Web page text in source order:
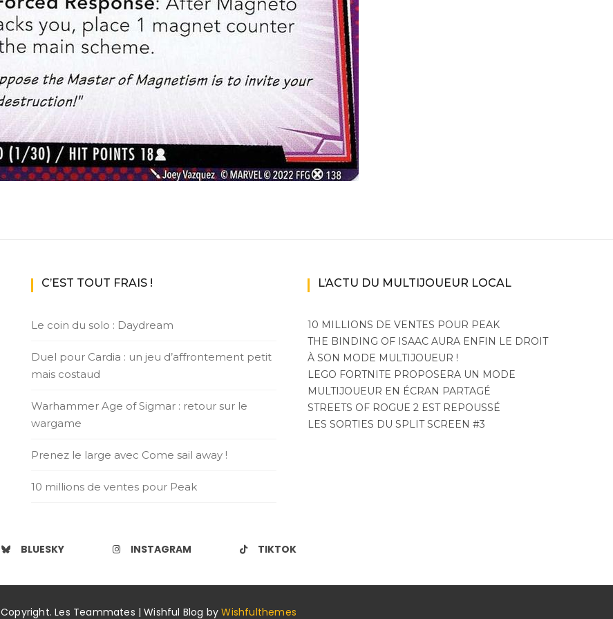
C’EST TOUT FRAIS !
Le coin du solo : Daydream
Duel pour Cardia : un jeu d’affrontement petit
mais costaud
Warhammer Age of Sigmar : retour sur le
wargame
Prenez le large avec Come sail away !
10 millions de ventes pour Peak
L’ACTU DU MULTIJOUEUR LOCAL
10 MILLIONS DE VENTES POUR PEAK
THE BINDING OF ISAAC AURA ENFIN LE DROIT
À SON MODE MULTIJOUEUR !
LEGO FORTNITE PROPOSERA UN MODE
MULTIJOUEUR EN ÉCRAN PARTAGÉ
STREETS OF ROGUE 2 EST REPOUSSÉ
LES SORTIES DU SPLIT SCREEN #3
BLUESKY INSTAGRAM TIKTOK
Copyright. Les Teammates | Wishful Blog byWishfulthemes